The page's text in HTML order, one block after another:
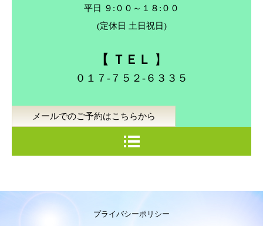
平日 ９:００～１８:００
(定休日 土日祝日)
【 ＴＥＬ 】
０１７-７５２-６３３５
メールでのご予約はこちらから
プライバシーポリシー